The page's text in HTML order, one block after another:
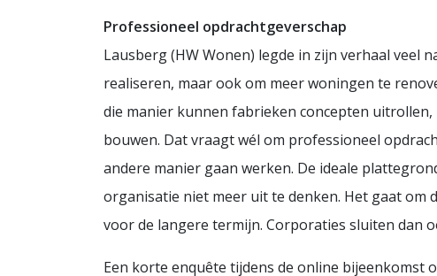
Professioneel opdrachtgeverschap
Lausberg (HW Wonen) legde in zijn verhaal veel
realiseren, maar ook om meer woningen te
die manier kunnen fabrieken concepten
bouwen. Dat vraagt wél om professioneel
andere manier gaan werken. De ideale
organisatie niet meer uit te denken. Het gaat om
voor de langere termijn. Corporaties sluiten dan
Een korte enquête tijdens de online bijeenkomst